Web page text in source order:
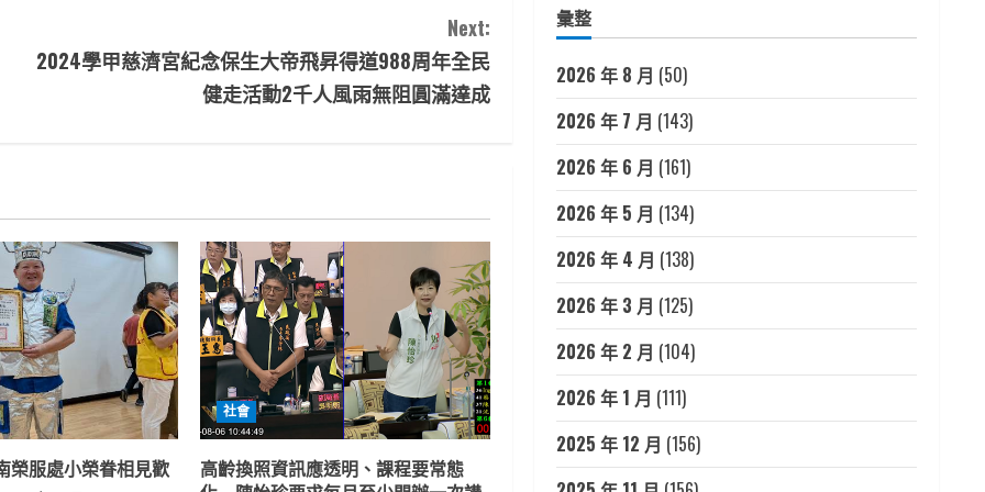
Next:
2024學甲慈濟宮紀念保生大帝飛昇得道988周年全民
健走活動2千人風雨無阻圓滿達成
榮服處小榮眷相見歡
社會
高齡換照資訊應透明、課程要常態
彙整
2026 年 8 月 (50)
2026 年 7 月 (143)
2026 年 6 月 (161)
2026 年 5 月 (134)
2026 年 4 月 (138)
2026 年 3 月 (125)
2026 年 2 月 (104)
2026 年 1 月 (111)
2025 年 12 月 (156)